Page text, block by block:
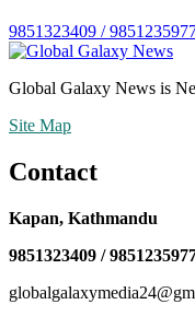
9851323409 /
Global Galaxy News is
Site Map
Contact
Kapan, Kathmandu
9851323409 /